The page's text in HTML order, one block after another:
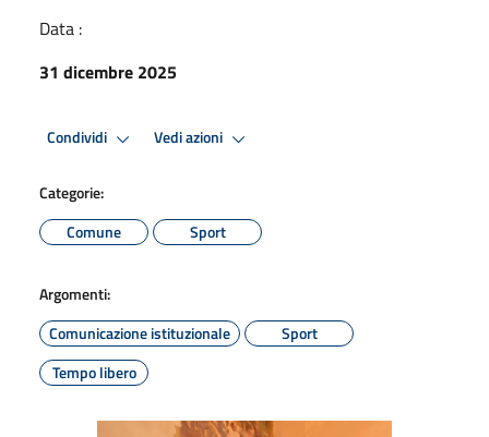
Data :
31 dicembre 2025
Condividi Vedi azioni
Categorie:
Comune
Sport
Argomenti:
Comunicazione istituzionale
Sport
Tempo libero